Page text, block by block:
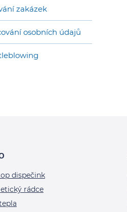
zakázek
osobních údajů
dispečink
rádce